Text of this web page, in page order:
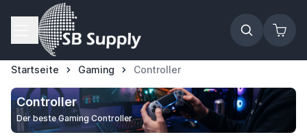
Zum Inhalt springen
Startseite Gaming Controller
Controller
Der beste Gaming Controller